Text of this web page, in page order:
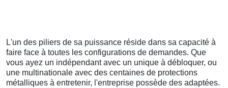
L'un des piliers de sa puissance réside dans sa capacité à
faire face à toutes les configurations de demandes. Que
vous ayez un indépendant avec un unique à débloquer, ou
une multinationale avec des centaines de protections
métalliques à entretenir, l'entreprise possède des adaptées.